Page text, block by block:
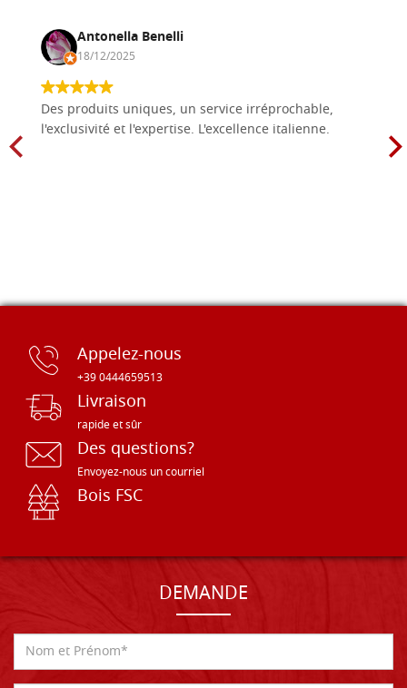
Antonella Benelli
18/12/2025
Des produits uniques, un service irréprochable,
l'exclusivité et l'expertise. L'excellence italienne.
Appelez-nous
+39 0444659513
Livraison
rapide et sûr
Des questions?
Envoyez-nous un courriel
Bois FSC
DEMANDE